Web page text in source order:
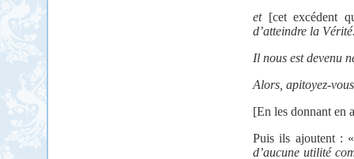
et [cet excédent
d’atteindre la
Il nous est devenu
Alors, apitoyez-
[En les donnant en
Puis ils ajoutent :
d’aucune utilité